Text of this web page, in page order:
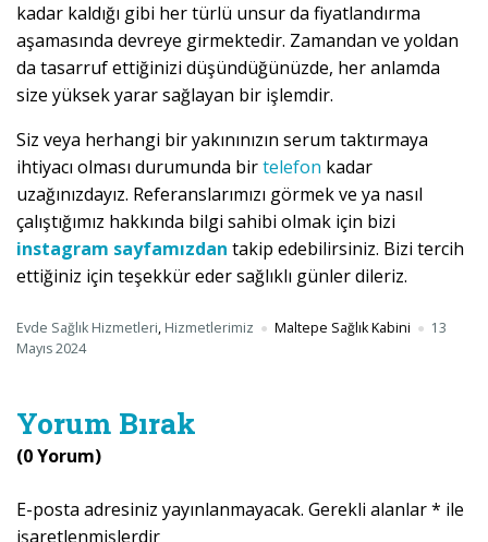
kadar kaldığı gibi her türlü unsur da fiyatlandırma
aşamasında devreye girmektedir. Zamandan ve yoldan
da tasarruf ettiğinizi düşündüğünüzde, her anlamda
size yüksek yarar sağlayan bir işlemdir.
Siz veya herhangi bir yakınınızın serum taktırmaya
ihtiyacı olması durumunda birtelefon kadar
uzağınızdayız. Referanslarımızı görmek ve ya nasıl
çalıştığımız hakkında bilgi sahibi olmak için bizi
instagram sayfamızdan takip edebilirsiniz. Bizi tercih
ettiğiniz için teşekkür eder sağlıklı günler dileriz.
Evde Sağlık Hizmetleri, Hizmetlerimiz Maltepe Sağlık Kabini
13
Mayıs 2024
Yorum Bırak
(0 Yorum)
E-posta adresiniz yayınlanmayacak. Gerekli alanlar* ile
işaretlenmişlerdir